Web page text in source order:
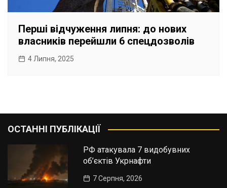
Перші відчуження липня: до нових
власників перейшли 6 спецдозволів
4 Липня, 2025
ОСТАННІ ПУБЛІКАЦІЇ
РФ атакувала 7 видобувних
об’єктів Укрнафти
7 Серпня, 2026